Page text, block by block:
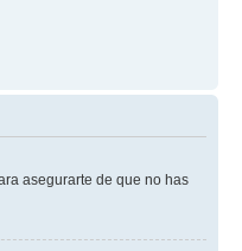
asegurarte de que no has